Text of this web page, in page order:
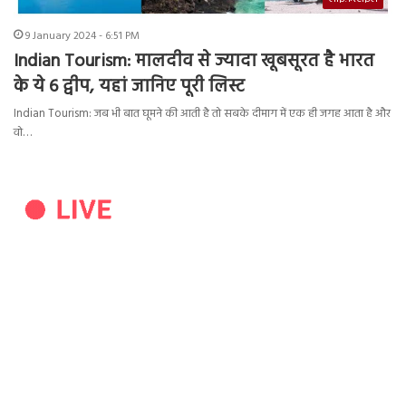
9 January 2024 - 6:51 PM
Indian Tourism: मालदीव से ज्यादा खूबसूरत है भारत
के ये 6 द्वीप, यहां जानिए पूरी लिस्ट
Indian Tourism: जब भी बात घूमने की आती है तो सबके दीमाग में एक ही जगह आता है और
वो…